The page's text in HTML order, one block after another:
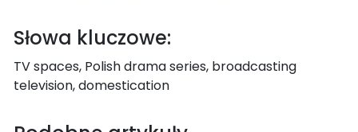
Słowa kluczowe:
TV spaces, Polish drama series, broadcasting
television, domestication